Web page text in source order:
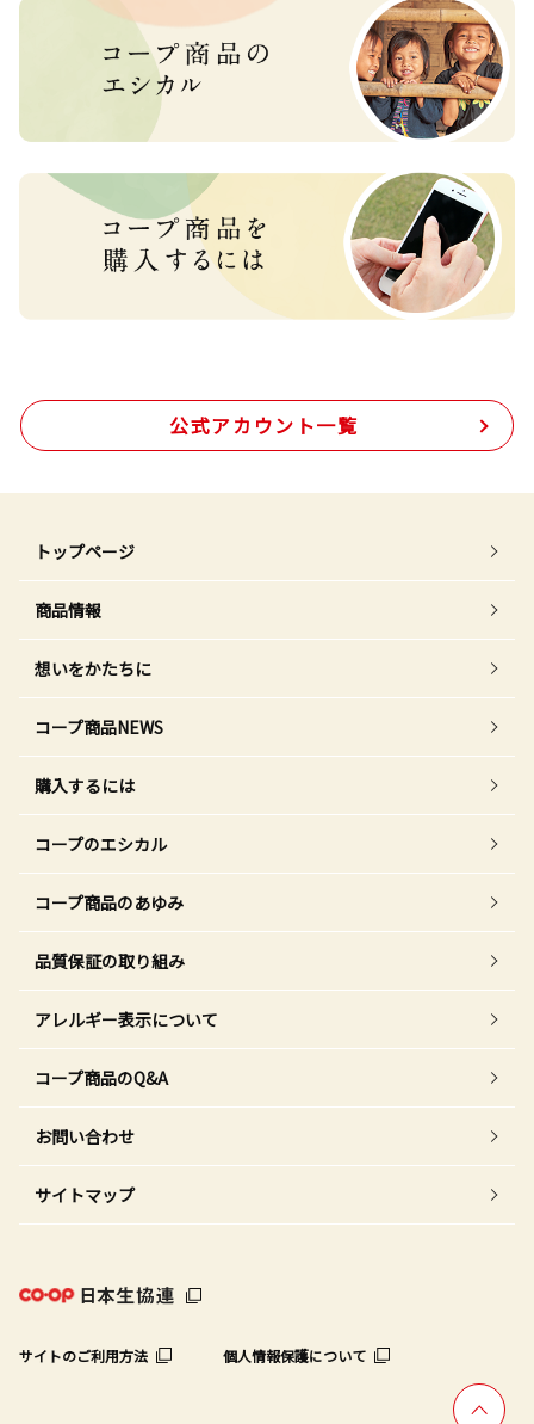
公式アカウント一覧
トップページ
商品情報
想いをかたちに
コープ商品NEWS
購入するには
コープのエシカル
コープ商品のあゆみ
品質保証の取り組み
アレルギー表示について
コープ商品のQ&A
お問い合わせ
サイトマップ
サイトのご利用方法 個人情報保護について